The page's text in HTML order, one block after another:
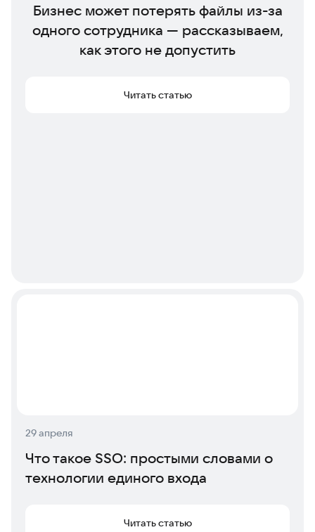
Бизнес может потерять файлы из-за
одного сотрудника — рассказываем,
как этого не допустить
Читать статью
29 апреля
Что такое SSO: простыми словами о
технологии единого входа
Читать статью